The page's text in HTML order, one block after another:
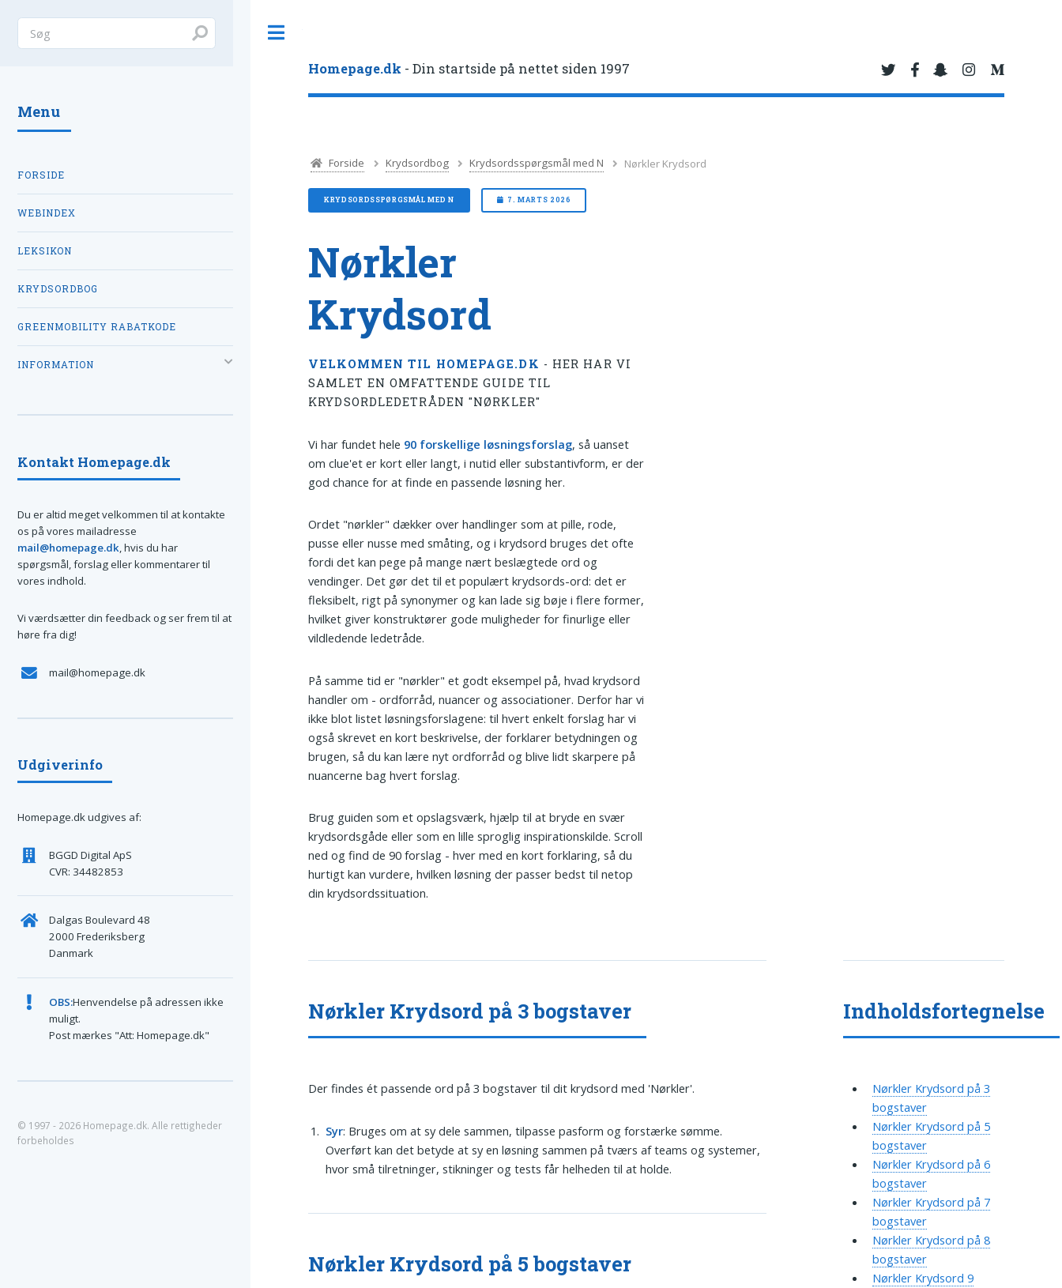
Homepage.dk - Din startside på nettet siden 1997
Forside Krydsordbog Krydsordsspørgsmål med N Nørkler Krydsord
KRYDSORDSSPØRGSMÅL MED N 7. MARTS 2026
Nørkler
Krydsord
VELKOMMEN TIL HOMEPAGE.DK - HER HAR VI
SAMLET EN OMFATTENDE GUIDE TIL
KRYDSORDLEDETRÅDEN "NØRKLER"
Vi har fundet hele 90 forskellige løsningsforslag, så uanset
om clue'et er kort eller langt, i nutid eller substantivform, er der
god chance for at finde en passende løsning her.
Ordet "nørkler" dækker over handlinger som at pille, rode,
pusse eller nusse med småting, og i krydsord bruges det ofte
fordi det kan pege på mange nært beslægtede ord og
vendinger. Det gør det til et populært krydsords-ord: det er
fleksibelt, rigt på synonymer og kan lade sig bøje i flere former,
hvilket giver konstruktører gode muligheder for finurlige eller
vildledende ledetråde.
På samme tid er "nørkler" et godt eksempel på, hvad krydsord
handler om - ordforråd, nuancer og associationer. Derfor har vi
ikke blot listet løsningsforslagene: til hvert enkelt forslag har vi
også skrevet en kort beskrivelse, der forklarer betydningen og
brugen, så du kan lære nyt ordforråd og blive lidt skarpere på
nuancerne bag hvert forslag.
Brug guiden som et opslagsværk, hjælp til at bryde en svær
krydsordsgåde eller som en lille sproglig inspirationskilde. Scroll
ned og find de 90 forslag - hver med en kort forklaring, så du
hurtigt kan vurdere, hvilken løsning der passer bedst til netop
din krydsordssituation.
Nørkler Krydsord på 3 bogstaver
Der findes ét passende ord på 3 bogstaver til dit krydsord med 'Nørkler'.
Syr: Bruges om at sy dele sammen, tilpasse pasform og forstærke sømme.
Overført kan det betyde at sy en løsning sammen på tværs af teams og systemer,
hvor små tilretninger, stikninger og tests får helheden til at holde.
Nørkler Krydsord på 5 bogstaver
Indholdsfortegnelse
Nørkler Krydsord på 3
bogstaver
Nørkler Krydsord på 5
bogstaver
Nørkler Krydsord på 6
bogstaver
Nørkler Krydsord på 7
bogstaver
Nørkler Krydsord på 8
bogstaver
Nørkler Krydsord 9
Menu
FORSIDE
WEBINDEX
LEKSIKON
KRYDSORDBOG
GREENMOBILITY RABATKODE
INFORMATION
Kontakt Homepage.dk
Du er altid meget velkommen til at kontakte
os på vores mailadresse
mail@homepage.dk, hvis du har
spørgsmål, forslag eller kommentarer til
vores indhold.
Vi værdsætter din feedback og ser frem til at
høre fra dig!
mail@homepage.dk
Udgiverinfo
Homepage.dk udgives af:
BGGD Digital ApS
CVR: 34482853
Dalgas Boulevard 48
2000 Frederiksberg
Danmark
OBS:Henvendelse på adressen ikke
muligt.
Post mærkes "Att: Homepage.dk"
© 1997 - 2026 Homepage.dk. Alle rettigheder
forbeholdes